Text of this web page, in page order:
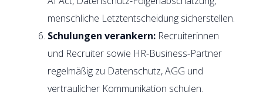
menschliche Letztentscheidung sicherstellen.
Schulungen verankern:Recruiterinnen
und Recruiter sowie HR-Business-Partner
regelmäßig zu Datenschutz, AGG und
vertraulicher Kommunikation schulen.